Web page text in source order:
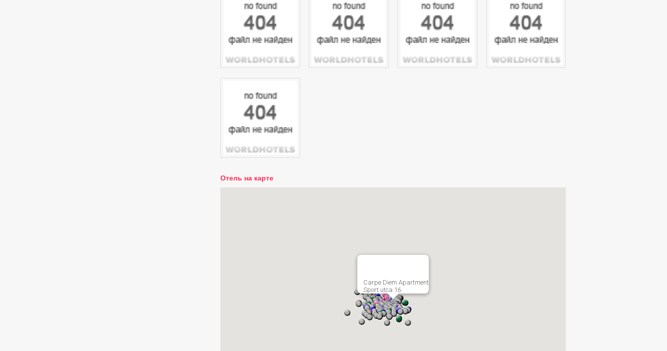
Отель на карте
Carpe Diem Apartment
Sport utca 16.